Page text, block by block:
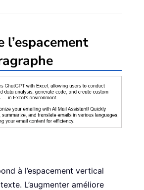
l’espacement
à l’espacement vertical
L’augmenter améliore